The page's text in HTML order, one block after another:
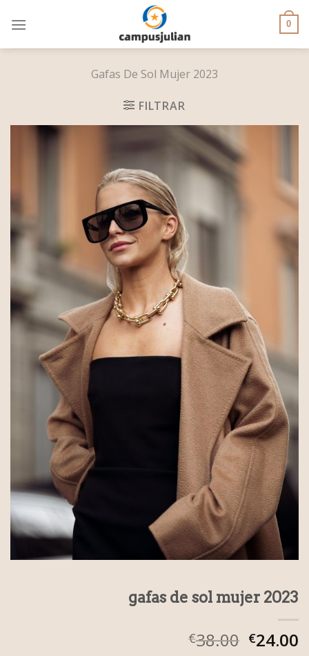
0
Gafas De Sol Mujer 2023
FILTRAR
gafas de sol mujer 2023
€38.00 €24.00